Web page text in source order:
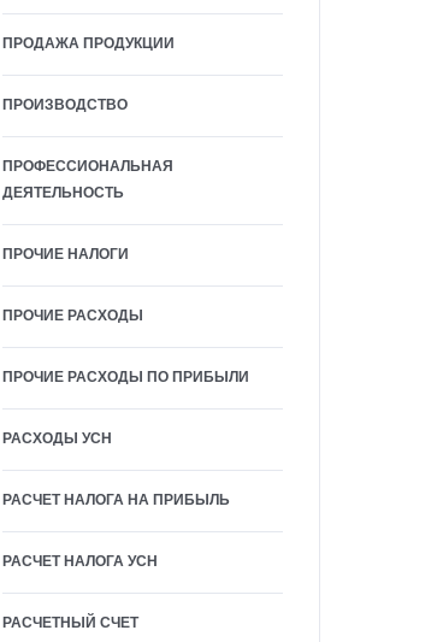
ПРОДАЖА ПРОДУКЦИИ
ПРОИЗВОДСТВО
ПРОФЕССИОНАЛЬНАЯ
ДЕЯТЕЛЬНОСТЬ
ПРОЧИЕ НАЛОГИ
ПРОЧИЕ РАСХОДЫ
ПРОЧИЕ РАСХОДЫ ПО ПРИБЫЛИ
РАСХОДЫ УСН
РАСЧЕТ НАЛОГА НА ПРИБЫЛЬ
РАСЧЕТ НАЛОГА УСН
РАСЧЕТНЫЙ СЧЕТ